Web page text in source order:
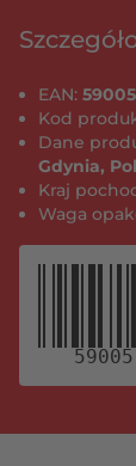
EAN:
Kod
Dane
Gdynia,
Kraj
Waga